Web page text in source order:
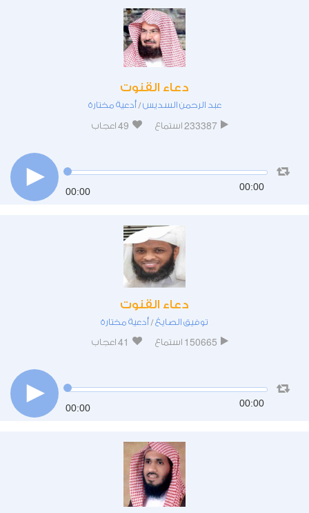
دعاء القنوت
عبد الرحمن السديس/أدعية مختارة
233387 استماع 49 اعجاب
00:00 00:00
دعاء القنوت
توفيق الصايغ/ أدعية مختارة
150665 استماع 41 اعجاب
00:00 00:00